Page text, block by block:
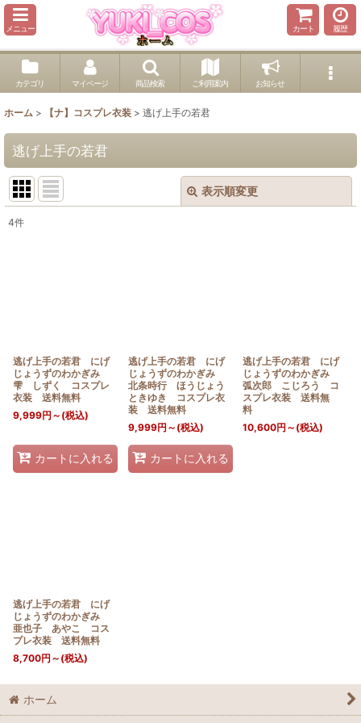
メニュー カート 履歴
カテゴリ マイページ 商品検索 ご利用案内 お知らせ
ホーム > 【ナ】コスプレ衣装 > 逃げ上手の若君
逃げ上手の若君
表示順変更
4件
逃げ上手の若君 にげ
じょうずのわかぎみ
雫 しずく コスプレ
衣装 送料無料
9,999円 ～ (税込)
カートに入れる
逃げ上手の若君 にげ
じょうずのわかぎみ
北条時行 ほうじょう
ときゆき コスプレ衣
装 送料無料
9,999円 ～ (税込)
カートに入れる
逃げ上手の若君 にげ
じょうずのわかぎみ
弧次郎 こじろう コ
スプレ衣装 送料無
料
10,600円 ～ (税込)
逃げ上手の若君 にげ
じょうずのわかぎみ
亜也子 あやこ コス
プレ衣装 送料無料
8,700円 ～ (税込)
ホーム